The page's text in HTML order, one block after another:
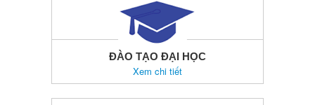
ĐÀO TẠO ĐẠI HỌC
Xem chi tiết